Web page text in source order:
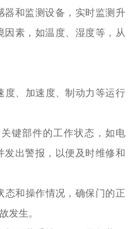
器和监测设备，实时监测升
因素，如温度、湿度等，从
度、加速度、制动力等运行
键部件的工作状态，如电
发出警报，以便及时维修和
态和操作情况，确保门的正
发生。